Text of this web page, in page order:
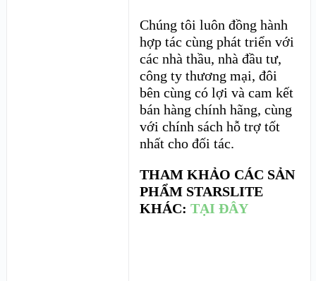
Chúng tôi luôn đồng hành
hợp tác cùng phát triển với
các nhà thầu, nhà đầu tư,
công ty thương mại, đôi
bên cùng có lợi và cam kết
bán hàng chính hãng, cùng
với chính sách hỗ trợ tốt
nhất cho đối tác.
THAM KHẢO CÁC SẢN
PHẨM STARSLITE
KHÁC:TẠI ĐÂY